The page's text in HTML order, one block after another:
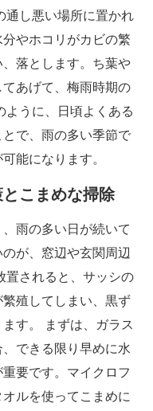
通し悪い場所に置かれ
やホコリがカビの繁
落とします。ち葉や
あげて、梅雨時期の
ように、日頃よくある
で、雨の多い季節で
能になります。
とこまめな掃除
雨の多い日が続いて
が、窓辺や玄関周辺
置されると、サッシの
殖してしまい、黒ず
す。 まずは、ガラス
できる限り早めに水
要です。マイクロフ
ルを使ってこまめに